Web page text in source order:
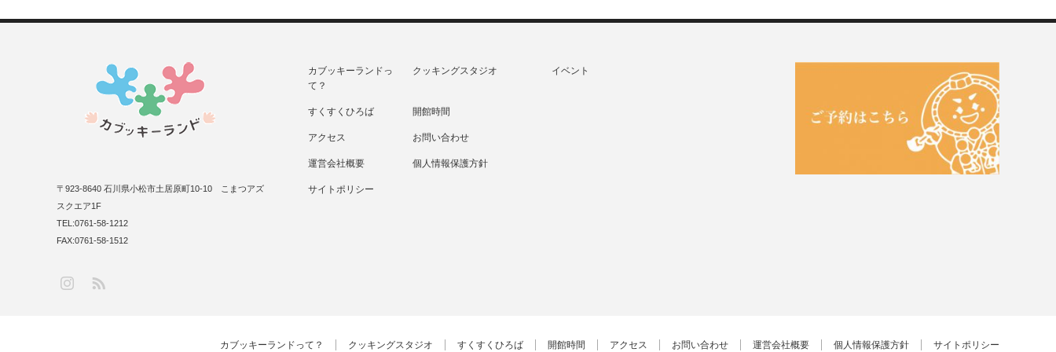
カブッキーランドっ
て？
クッキングスタジオ
すくすくひろば 開館時間
アクセス お問い合わせ
運営会社概要 個人情報保護方針
サイトポリシー
イベント
〒923-8640 石川県小松市土居原町10-10 こまつアズ
スクエア1F
TEL:0761-58-1212
FAX:0761-58-1512
Instagram
カブッキーランドって？ クッキングスタジオ すくすくひろば 開館時間 アクセス お問い合わせ 運営会社概要 個人情報保護方針 サイトポリシー